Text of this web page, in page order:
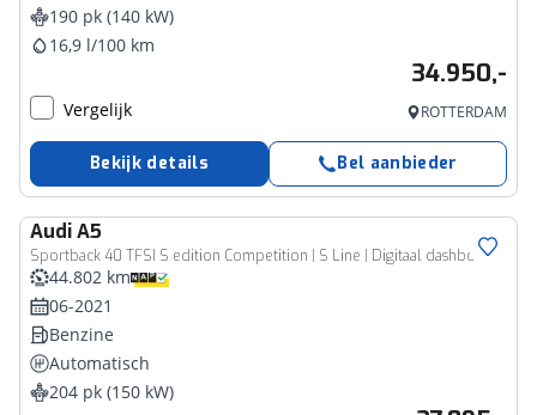
190 pk (140 kW)
16,9 l/100 km
34.950,-
Vergelijk ROTTERDAM
Bekijk details Bel aanbieder
AudiA5
Sportback 40 TFSI S edition Competition | S Line | Digitaal dashboard | Matrix LED | 19'' | Keyless | Elektrisch bedienbare achterklep
44.802 km
06-2021
Benzine
Automatisch
204 pk (150 kW)